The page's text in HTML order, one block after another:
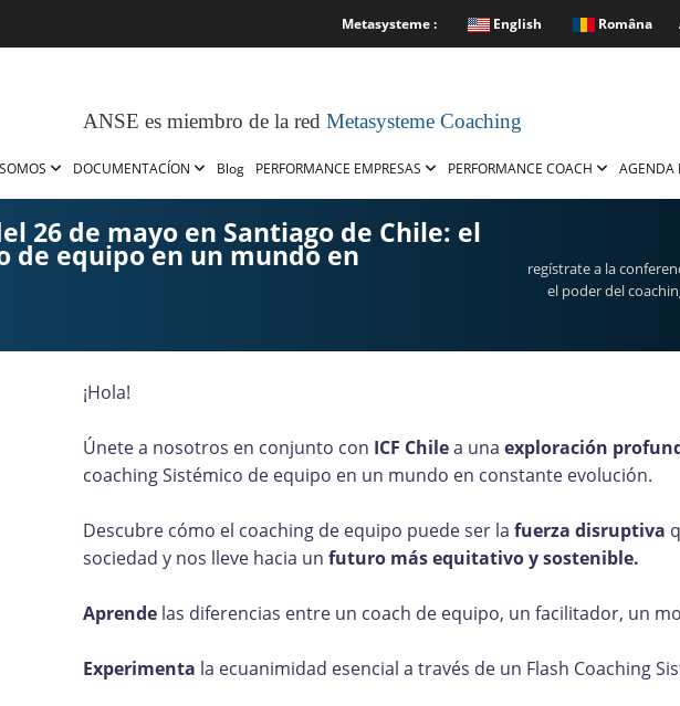
Metasysteme : English
Româna
ANSE es miembro de la red Metasysteme Coaching
DOCUMENTACÍON Blog PERFORMANCE EMPRESAS PERFORMANCE COACH AGENDA
26 de mayo en Santiago de Chile: el
de equipo en un mundo en
regístrate a la
el poder del
¡Hola!
Únete a nosotros en conjunto con ICF Chilea una exploración
coaching Sistémico de equipo en un mundo en constante evolución.
Descubre cómo el coaching de equipo puede ser la fuerza disruptiva
sociedad y nos lleve hacia un futuro más equitativo y sostenible.
Aprende las diferencias entre un coach de equipo, un facilitador, un
Experimenta la ecuanimidad esencial a través de un Flash Coaching